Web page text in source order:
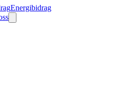
Energibidrag